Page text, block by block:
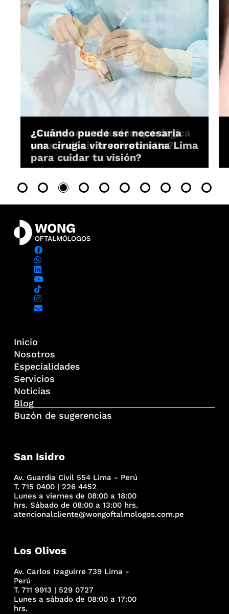
¿Existe una solución quirúrgica
para reducir la miopía alta?
¿Cuándo puede ser necesaria
una cirugía vitreorretiniana Lima
para cuidar tu visión?
Inicio
Nosotros
Especialidades
Servicios
Noticias
Blog
Buzón de sugerencias
San Isidro
Av. Guardia Civil 554 Lima - Perú
T. 715 0400 | 226 4452
Lunes a viernes de 08:00 a 18:00
hrs. Sábado de 08:00 a 13:00 hrs.
atencionalcliente@wongoftalmologos.com.pe
Los Olivos
Av. Carlos Izaguirre 739 Lima -
Perú
T. 711 9913 | 529 0727
Lunes a sábado de 08:00 a 17:00
hrs.